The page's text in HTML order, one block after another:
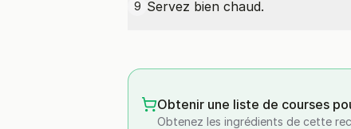
9 Servez bien chaud.
Obtenir une liste de courses
Obtenez les ingrédients de cette